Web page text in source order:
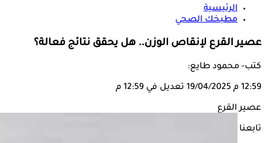
الرئيسية
مطبخك الصحي
عصير القرع لإنقاص الوزن.. هل يحقق نتائج فعالة؟
كتب- محمود طايع:
12:59 م 19/04/2025 تعديل في 12:59 م
عصير القرع
تابعنا على